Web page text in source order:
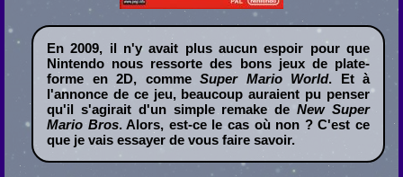
En 2009, il n'y avait plus aucun espoir pour que
Nintendo nous ressorte des bons jeux de plate-
forme en 2D, commeSuper Mario World. Et à
l'annonce de ce jeu, beaucoup auraient pu penser
qu'il s'agirait d'un simple remake deNew Super
Mario Bros. Alors, est-ce le cas où non ? C'est ce
que je vais essayer de vous faire savoir.